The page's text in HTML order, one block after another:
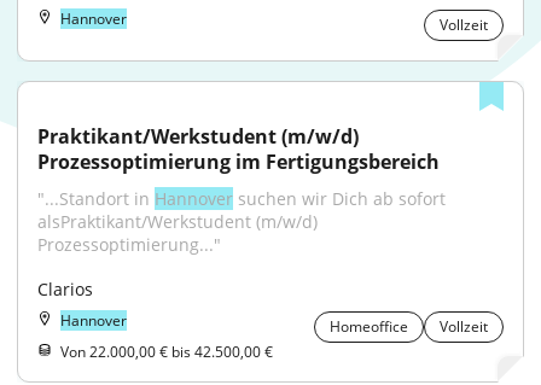
Hannover Vollzeit
Praktikant/Werkstudent (m/w/d)
Prozessoptimierung im Fertigungsbereich
"...Standort in Hannover suchen wir Dich ab sofort
alsPraktikant/Werkstudent (m/w/d)
Prozessoptimierung..."
Clarios
Hannover Homeoffice
Vollzeit
Von 22.000,00 € bis 42.500,00 €